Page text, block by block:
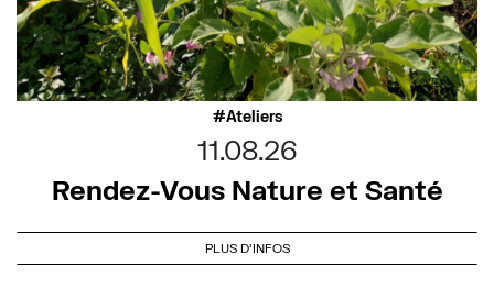
Ateliers
11.08.26
Rendez-Vous Nature et Santé
PLUS D'INFOS